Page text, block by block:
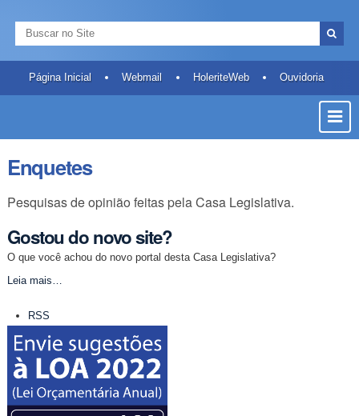
Busca
Avançada…
Página Inicial
Webmail HoleriteWeb Ouvidoria
ou
Enquetes
Pesquisas de opinião feitas pela Casa Legislativa.
Gostou do novo site?
O que você achou do novo portal desta Casa Legislativa?
Gostou
site?
Leia mais…
do
RSS